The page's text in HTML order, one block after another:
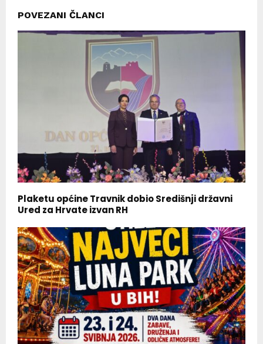
POVEZANI ČLANCI
Plaketu općine Travnik dobio Središnji državni
Ured za Hrvate izvan RH